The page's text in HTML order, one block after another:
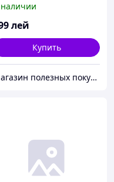
лей
Купить
Магазин полезных покупок "Goodbuy"